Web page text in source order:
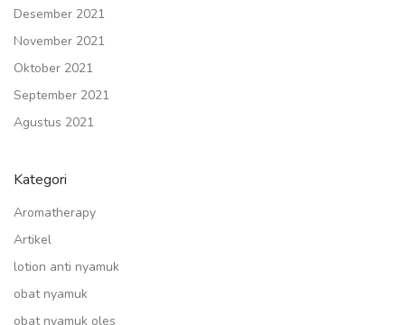
Desember 2021
November 2021
Oktober 2021
September 2021
Agustus 2021
Kategori
Aromatherapy
Artikel
lotion anti nyamuk
obat nyamuk
obat nyamuk oles